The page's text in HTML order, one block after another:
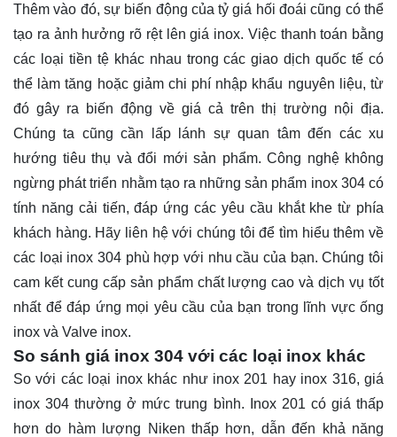
Thêm vào đó, sự biến động của tỷ giá hối đoái cũng có thể
tạo ra ảnh hưởng rõ rệt lên giá inox. Việc thanh toán bằng
các loại tiền tệ khác nhau trong các giao dịch quốc tế có
thể làm tăng hoặc giảm chi phí nhập khẩu nguyên liệu, từ
đó gây ra biến động về giá cả trên thị trường nội địa.
Chúng ta cũng cần lấp lánh sự quan tâm đến các xu
hướng tiêu thụ và đổi mới sản phẩm. Công nghệ không
ngừng phát triển nhằm tạo ra những sản phẩm inox 304 có
tính năng cải tiến, đáp ứng các yêu cầu khắt khe từ phía
khách hàng. Hãy liên hệvới chúng tôi để tìm hiểu thêm về
các loại inox 304 phù hợp với nhu cầu của bạn. Chúng tôi
cam kết cung cấp sản phẩm chất lượng cao và dịch vụ tốt
nhất để đáp ứng mọi yêu cầu của bạn trong lĩnh vực ống
inox và Valve inox.
So sánh giá inox 304 với các loại inox khác
So với các loại inox khác như inox 201 hay inox 316, giá
inox 304 thường ở mức trung bình. Inox 201 có giá thấp
hơn do hàm lượng Niken thấp hơn, dẫn đến khả năng